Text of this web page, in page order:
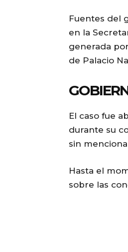
Fuentes del
en la
generada
de Palacio
El caso fue
durante su
sin
Hasta el
sobre las